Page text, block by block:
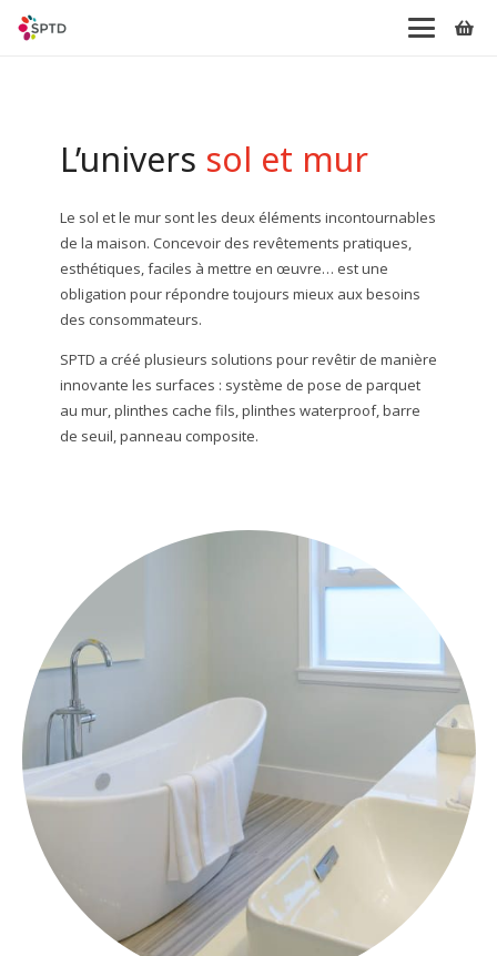
L’univers sol et mur
Le sol et le mur sont les deux éléments incontournables
de la maison. Concevoir des revêtements pratiques,
esthétiques, faciles à mettre en œuvre… est une
obligation pour répondre toujours mieux aux besoins
des consommateurs.
SPTD a créé plusieurs solutions pour revêtir de manière
innovante les surfaces : système de pose de parquet
au mur, plinthes cache fils, plinthes waterproof, barre
de seuil, panneau composite.